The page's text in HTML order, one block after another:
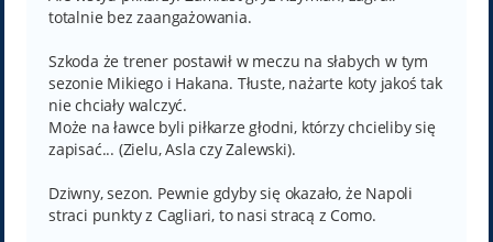
totalnie bez zaangażowania.
Szkoda że trener postawił w meczu na słabych w tym
sezonie Mikiego i Hakana. Tłuste, nażarte koty jakoś tak
nie chciały walczyć.
Może na ławce byli piłkarze głodni, którzy chcieliby się
zapisać... (Zielu, Asla czy Zalewski).
Dziwny, sezon. Pewnie gdyby się okazało, że Napoli
straci punkty z Cagliari, to nasi stracą z Como.